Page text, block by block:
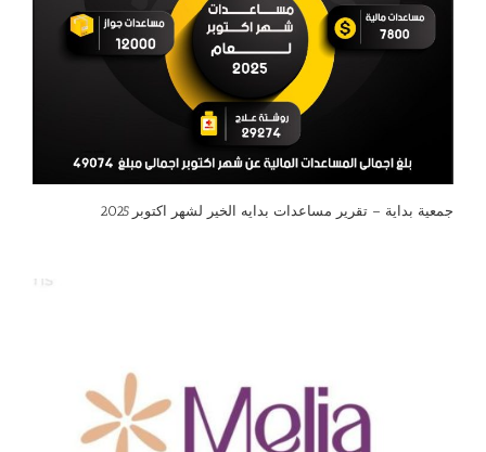
جمعية بداية – تقرير مساعدات بدايه الخير لشهر اكتوبر 2025